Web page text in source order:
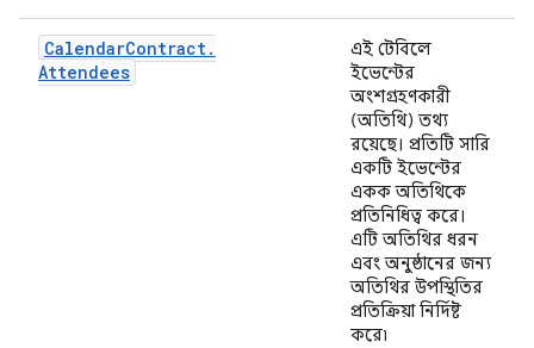
CalendarContract.
Attendees
এই টেবিলে
ইভেন্টের
অংশগ্রহণকারী
(অতিথি) তথ্য
রয়েছে। প্রতিটি সারি
একটি ইভেন্টের
একক অতিথিকে
প্রতিনিধিত্ব করে।
এটি অতিথির ধরন
এবং অনুষ্ঠানের জন্য
অতিথির উপস্থিতির
প্রতিক্রিয়া নির্দিষ্ট
করে৷